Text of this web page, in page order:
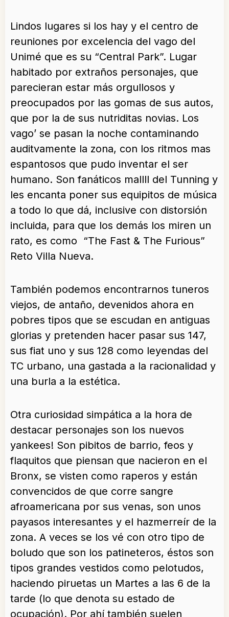
Lindos lugares si los hay y el centro de
reuniones por excelencia del vago del
Unimé que es su “Central Park”. Lugar
habitado por extraños personajes, que
parecieran estar más orgullosos y
preocupados por las gomas de sus autos,
que por la de sus nutriditas novias. Los
vago’ se pasan la noche contaminando
auditvamente la zona, con los ritmos mas
espantosos que pudo inventar el ser
humano. Son fanáticos mallll del Tunning y
les encanta poner sus equipitos de música
a todo lo que dá, inclusive con distorsión
incluida, para que los demás los miren un
rato, es como “The Fast & The Furious”
Reto Villa Nueva.
También podemos encontrarnos tuneros
viejos, de antaño, devenidos ahora en
pobres tipos que se escudan en antiguas
glorias y pretenden hacer pasar sus 147,
sus fiat uno y sus 128 como leyendas del
TC urbano, una gastada a la racionalidad y
una burla a la estética.
Otra curiosidad simpática a la hora de
destacar personajes son los nuevos
yankees! Son pibitos de barrio, feos y
flaquitos que piensan que nacieron en el
Bronx, se visten como raperos y están
convencidos de que corre sangre
afroamericana por sus venas, son unos
payasos interesantes y el hazmerreír de la
zona. A veces se los vé con otro tipo de
boludo que son los patineteros, éstos son
tipos grandes vestidos como pelotudos,
haciendo piruetas un Martes a las 6 de la
tarde (lo que denota su estado de
ocupación). Por ahí también suelen